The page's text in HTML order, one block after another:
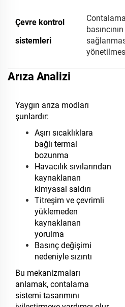
Çevre kontrol
sistemleri
Arıza Analizi
Yaygın arıza modları
şunlardır:
Aşırı sıcaklıklara
bağlı termal
bozunma
Havacılık sıvılarından
kaynaklanan
kimyasal saldırı
Titreşim ve çevrimli
yüklemeden
kaynaklanan
yorulma
Basınç değişimi
nedeniyle sızıntı
Bu mekanizmaları
anlamak, contalama
sistemi tasarımını